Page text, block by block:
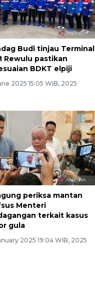
Budi tinjau Terminal
Rewulu pastikan
BDKT elpiji
2025 15:05 WIB, 2025
periksa mantan
Menteri
terkait kasus
gula
2025 19:04 WIB, 2025